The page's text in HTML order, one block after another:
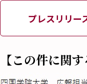
プレスリリー
【この件に関